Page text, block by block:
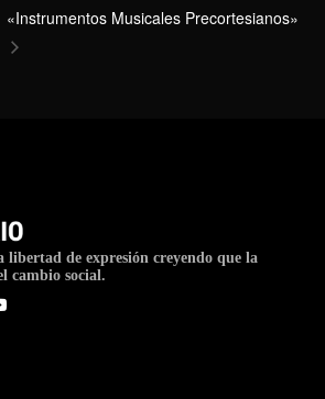
«Instrumentos Musicales Precortesianos»
libertad de expresión creyendo que la
cambio social.